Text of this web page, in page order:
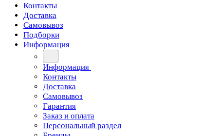
Контакты
Доставка
Самовывоз
Подборки
Информация
Информация
Контакты
Доставка
Самовывоз
Гарантия
Заказ и оплата
Персональный раздел